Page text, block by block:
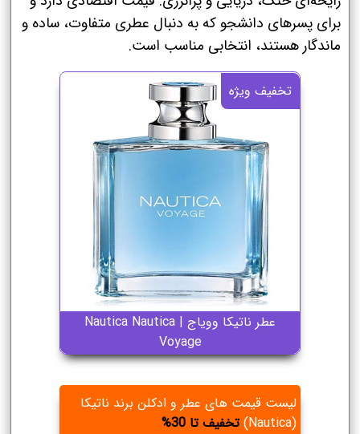
برای پسرهای دانشجو که به دنبال عطری متفاوت، ساده و
ماندگار هستند، انتخابی مناسب است.
تخفیف ویژه
عطر ناتیکا وویاج | Nautica Nautica
Voyage
لیست قیمت های عطر و ادکلن برند ناتیکا
(Nautica)
تخفیف تا 30%